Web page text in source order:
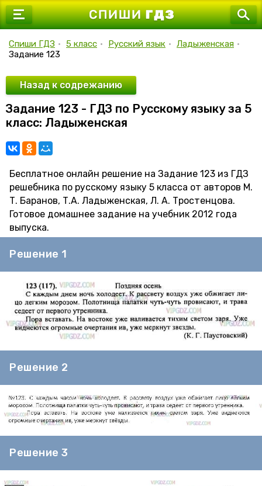
7 класс
9 класс
10 класс
11 класс
Спиши ГДЗ • 5 класс • Русский язык • Ладыженская •
Задание 123
Назад к содрежанию
Задание 123 - ГДЗ по Русскому языку за 5
класс: Ладыженская
Бесплатное онлайн решение на Задание 123 из ГДЗ
решебника по русскому языку 5 класса от авторов М.
Т. Баранов, Т.А. Ладыженская, Л. А. Тростенцова.
Готовое домашнее задание на учебник 2012 года
выпуска.
Решение 1
Решение 2
Решение 3